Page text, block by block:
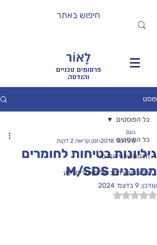
פרסומים טכניים
והנדסה
פוסט
כל הפוסטים
תרגום טכני הנדסי
בלוג מיגוון רחב של מאמרים וידע
כל הפוסטים
גיליונות בטיחות לחומרים
מסוכנים M/SDS
נעם
6 בדצמ׳ 2018
זמן קריאה 2 דקות
עודכן: 9 בדצמ׳ 2024
דירוג של NaN מתוך 5 כוכבים